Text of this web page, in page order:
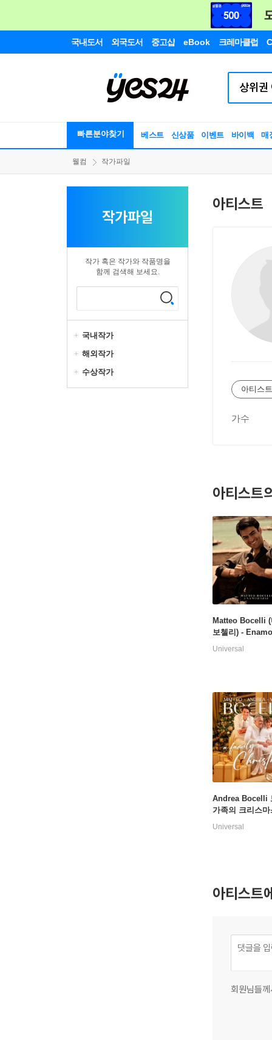
국내도서 외국도서 중고샵 eBook 크레마클럽
빠른분야찾기 베스트 신상품 이벤트 바이백 매
웰컴 작가파일
작가파일
작가 혹은 작가와 작품명을
함께 검색해 보세요.
국내작가
해외작가
수상작가
아티스트
아티스
가수
아티스트
Matteo Bocelli (
보첼리) -
Universal
Andrea Bocelli
가족의 크리스
Universal
아티스트
회원님들